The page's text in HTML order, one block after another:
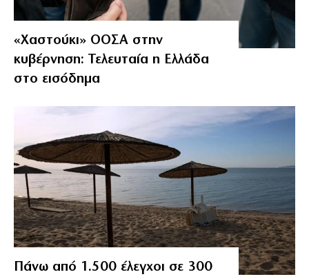
«Χαστούκι» ΟΟΣΑ στην
κυβέρνηση: Τελευταία η Ελλάδα
στο εισόδημα
Πάνω από 1.500 έλεγχοι σε 300